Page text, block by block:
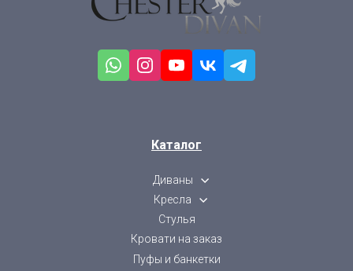
Каталог
Диваны
Кресла
Стулья
Кровати на заказ
Пуфы и банкетки